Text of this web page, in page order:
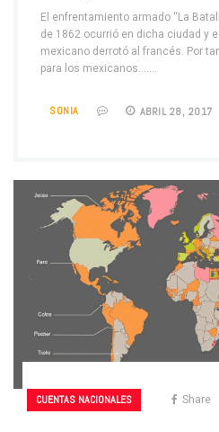
El enfrentamiento armado “La
de 1862 ocurrió en dicha ciudad y
mexicano derrotó al francés. Por
para los mexicanos….…
SONIA ABRIL 28, 2017
CUENTAS NACIONALES Share